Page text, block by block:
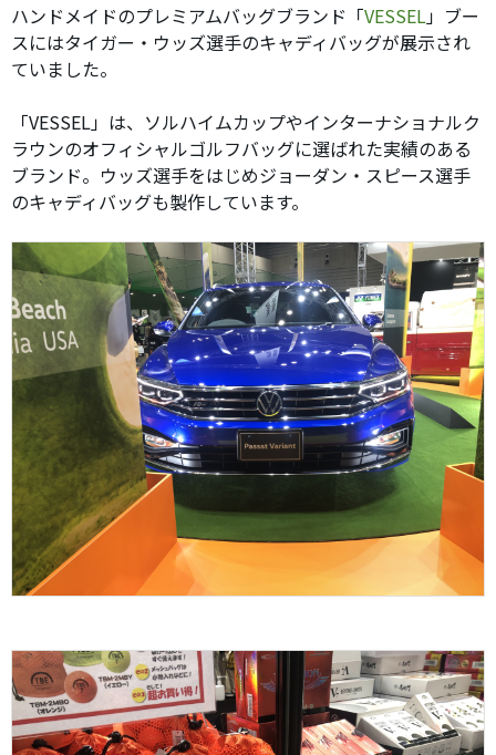
ハンドメイドのプレミアムバッグブランド「VESSEL 」ブー
スにはタイガー・ウッズ選手のキャディバッグが展示され
ていました。
「VESSEL」は、ソルハイムカップやインターナショナルク
ラウンのオフィシャルゴルフバッグに選ばれた実績のある
ブランド。ウッズ選手をはじめジョーダン・スピース選手
のキャディバッグも製作しています。